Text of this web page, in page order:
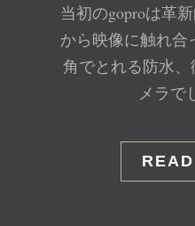
当初のgoproは革
から映像に触れ合
角でとれる防水
メラで